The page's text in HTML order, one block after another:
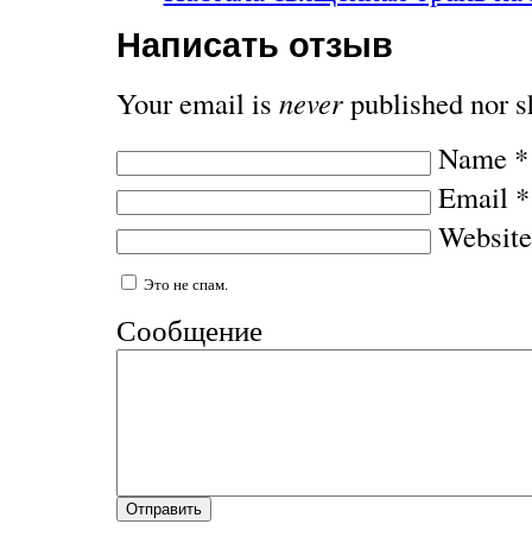
Написать отзыв
Your email is neverpublished nor
Name *
Email *
Website
Это не спам.
Сообщение